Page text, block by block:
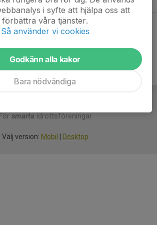
smarta idrottsföreningar
Välj version: Mobil Desktop
i syfte att hjälpa oss att
förbättra våra tjänster.
Så använder vi cookies
Godkänn alla kakor
Bara nödvändiga